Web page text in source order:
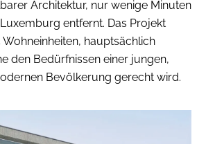
Architektur, nur wenige Minuten
entfernt. Das Projekt
hauptsächlich
den Bedürfnissen einer jungen,
Bevölkerung gerecht wird.